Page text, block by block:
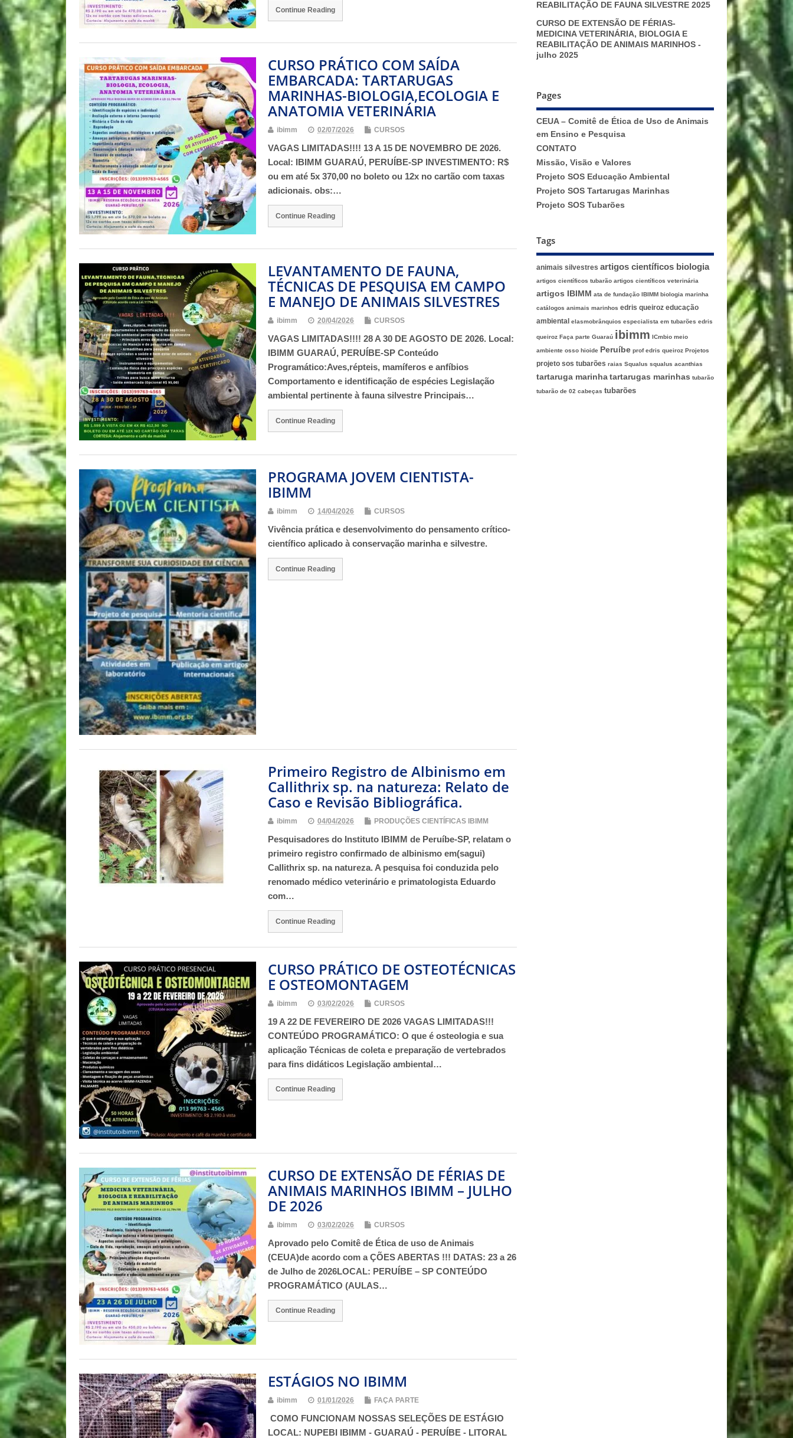
Continue Reading
CURSO PRÁTICO COM SAÍDA
EMBARCADA: TARTARUGAS
MARINHAS-BIOLOGIA,ECOLOGIA E
ANATOMIA VETERINÁRIA
ibimm 02/07/2026 CURSOS
VAGAS LIMITADAS!!!! 13 A 15 DE NOVEMBRO DE 2026.
Local: IBIMM GUARAÚ, PERUÍBE-SP INVESTIMENTO: R$
ou em até 5x 370,00 no boleto ou 12x no cartão com taxas
adicionais. obs:…
Continue Reading
LEVANTAMENTO DE FAUNA,
TÉCNICAS DE PESQUISA EM CAMPO
E MANEJO DE ANIMAIS SILVESTRES
ibimm 20/04/2026 CURSOS
VAGAS LIMITADAS!!!! 28 A 30 DE AGOSTO DE 2026. Local:
IBIMM GUARAÚ, PERUÍBE-SP Conteúdo
Programático:Aves,répteis, mamíferos e anfíbios
Comportamento e identificação de espécies Legislação
ambiental pertinente à fauna silvestre Principais…
Continue Reading
PROGRAMA JOVEM CIENTISTA-
IBIMM
ibimm 14/04/2026 CURSOS
Vivência prática e desenvolvimento do pensamento crítico-
científico aplicado à conservação marinha e silvestre.
Continue Reading
Primeiro Registro de Albinismo em
Callithrix sp. na natureza: Relato de
Caso e Revisão Bibliográfica.
ibimm 04/04/2026 PRODUÇÕES CIENTÍFICAS IBIMM
Pesquisadores do Instituto IBIMM de Peruíbe-SP, relatam o
primeiro registro confirmado de albinismo em(sagui)
Callithrix sp. na natureza. A pesquisa foi conduzida pelo
renomado médico veterinário e primatologista Eduardo
com…
Continue Reading
CURSO PRÁTICO DE OSTEOTÉCNICAS
E OSTEOMONTAGEM
ibimm 03/02/2026 CURSOS
19 A 22 DE FEVEREIRO DE 2026 VAGAS LIMITADAS!!!
CONTEÚDO PROGRAMÁTICO: O que é osteologia e sua
aplicação Técnicas de coleta e preparação de vertebrados
para fins didáticos Legislação ambiental…
Continue Reading
CURSO DE EXTENSÃO DE FÉRIAS DE
ANIMAIS MARINHOS IBIMM – JULHO
DE 2026
ibimm 03/02/2026 CURSOS
Aprovado pelo Comitê de Ética de uso de Animais
(CEUA)de acordo com a ÇÕES ABERTAS !!! DATAS: 23 a 26
de Julho de 2026LOCAL: PERUÍBE – SP CONTEÚDO
PROGRAMÁTICO (AULAS…
Continue Reading
ESTÁGIOS NO IBIMM
ibimm 01/01/2026 FAÇA PARTE
COMO FUNCIONAM NOSSAS SELEÇÕES DE ESTÁGIO
LOCAL: NUPEBI IBIMM - GUARAÚ - PERUÍBE - LITORAL
REABILITAÇÃO DE FAUNA SILVESTRE 2025
CURSO DE EXTENSÃO DE FÉRIAS-
MEDICINA VETERINÁRIA, BIOLOGIA E
REABILITAÇÃO DE ANIMAIS MARINHOS -
julho 2025
Pages
CEUA – Comitê de Ética de Uso de Animais
em Ensino e Pesquisa
CONTATO
Missão, Visão e Valores
Projeto SOS Educação Ambiental
Projeto SOS Tartarugas Marinhas
Projeto SOS Tubarões
Tags
animais silvestres artigos científicos biologia
artigos científicos tubarão artigos científicos veterinária
artigos IBIMM ata de fundação IBIMM biologia marinha
catálogos animais marinhos edris queiroz educação
ambiental
elasmobrânquios especialista em tubarões edris
queiroz Faça parte Guaraú ibimm ICmbio meio
ambiente osso hioide Peruíbe prof edris queiroz Projetos
projeto sos tubarões raias Squalus squalus acanthias
tartaruga marinha tartarugas marinhas tubarão
tubarão de 02 cabeças tubarões